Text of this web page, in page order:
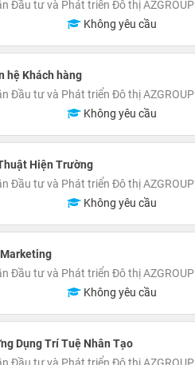
Đầu tư và Phát triển Đô thị AZGROUP
Không yêu cầu
hệ Khách hàng
Đầu tư và Phát triển Đô thị AZGROUP
Không yêu cầu
Hiện Trường
Đầu tư và Phát triển Đô thị AZGROUP
Không yêu cầu
Đầu tư và Phát triển Đô thị AZGROUP
Không yêu cầu
Dụng Trí Tuệ Nhân Tạo